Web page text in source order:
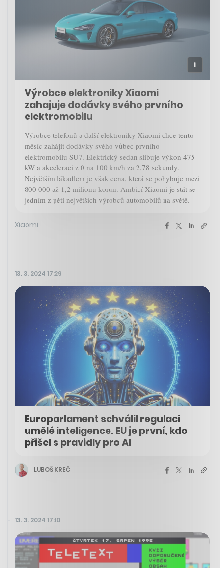
Výrobce elektroniky Xiaomi
zahajuje dodávky svého prvního
elektromobilu
Výrobce telefonů a další elektroniky Xiaomi chce tento
měsíc zahájit dodávky svého vůbec prvního
elektromobilu SU7. Elektrický sedan slibuje výkon 475
kW a akceleraci z 0 na 100 km/h za 2,78 sekundy.
Největším lákadlem je však cena, která se pohybuje mezi
800 000 až 1,2 milionu korun. Ambicí Xiaomi je stát se
jedním z pěti největších výrobců automobilů na světě.
Xiaomi
13. 3. 2024 17:29
Europarlament schválil regulaci
umělé inteligence. EU je první, kdo
přišel s pravidly pro AI
LUBOŠ KREČ
13. 3. 2024 17:10